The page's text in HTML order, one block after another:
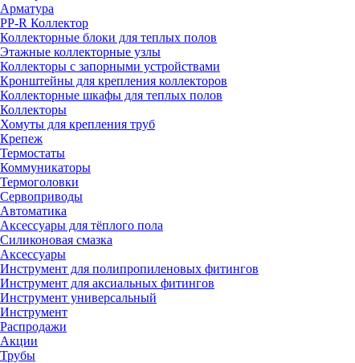
Арматура
PP-R Коллектор
Коллекторные блоки для теплых полов
Этажные коллекторные узлы
Коллекторы с запорными устройствами
Кронштейны для крепления коллекторов
Коллекторные шкафы для теплых полов
Коллекторы
Хомуты для крепления труб
Крепеж
Термостаты
Коммуникаторы
Термоголовки
Сервоприводы
Автоматика
Аксессуары для тёплого пола
Силиконовая смазка
Аксессуары
Инструмент для полипропиленовых фитингов
Инструмент для аксиальных фитингов
Инструмент универсальный
Инструмент
Распродажи
Акции
Трубы